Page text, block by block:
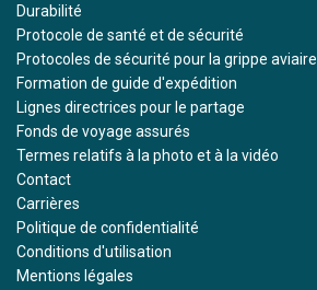
Durabilité
Protocole de santé et de sécurité
Protocoles de sécurité pour la grippe aviaire
Formation de guide d'expédition
Lignes directrices pour le partage
Fonds de voyage assurés
Termes relatifs à la photo et à la vidéo
Contact
Carrières
Politique de confidentialité
Conditions d'utilisation
Mentions légales